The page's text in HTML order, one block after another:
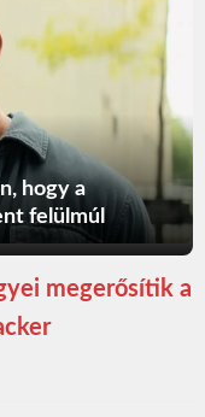
hogy a
felülmúl
megerősítik a